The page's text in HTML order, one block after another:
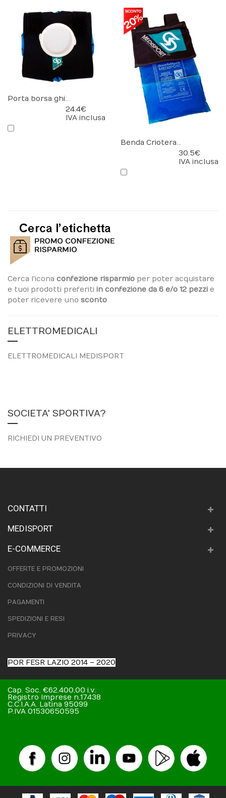
Porta borsa ghiaccio
24.4 €
IVA inclusa
Benda Crioterapica
30.5 €
IVA inclusa
Cerca l'icona confezione risparmio per poter acquistare
e tuoi prodotti preferiti in confezione da 6 e/o 12 pezzi e
poter ricevere uno sconto
ELETTROMEDICALI
ELETTROMEDICALI MEDISPORT
SOCIETA' SPORTIVA?
RICHIEDI UN PREVENTIVO
CONTATTI
MEDISPORT
E-COMMERCE
OFFERTE E PROMOZIONI
CONDIZIONI DI VENDITA
PAGAMENTI
SPEDIZIONI E RESI
PRIVACY
POR FESR LAZIO 2014 – 2020
Cap. Soc. €62.400,00 i.v.
Registro Imprese n.17438
C.C.I.A.A. Latina 95099
P.IVA 01530650595